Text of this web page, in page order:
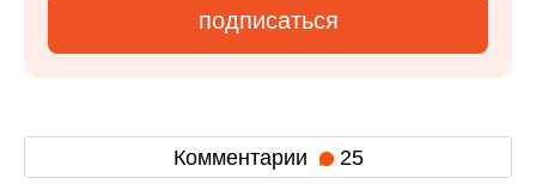
подписаться
Комментарии 25